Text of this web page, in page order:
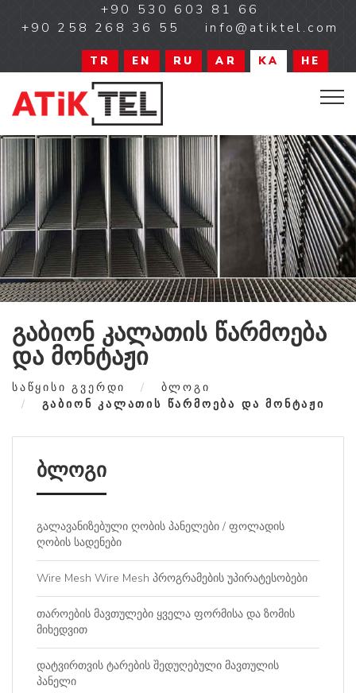
+90 530 603 81 66
+90 258 268 36 55
info@atiktel.com
TR EN RU AR KA HE
გაბიონ კალათის წარმოება
და მონტაჟი
ᲡᲐᲬᲧᲘᲡᲘ ᲒᲕᲔᲠᲓᲘ
ᲑᲚᲝᲒᲘ
ᲒᲐᲑᲘᲝᲜ ᲙᲐᲚᲐᲗᲘᲡ ᲬᲐᲠᲛᲝᲔᲑᲐ ᲓᲐ ᲛᲝᲜᲢᲐᲟᲘ
ბლოგი
გალავანიზებული ღობის პანელები / ფოლადის
ღობის სადენები
Wire Mesh Wire Mesh პროგრამების უპირატესობები
თაროების მავთულები ყველა ფორმისა და ზომის
მიხედვით
დატვირთვის ტარების შედუღებული მავთულის
პანელი